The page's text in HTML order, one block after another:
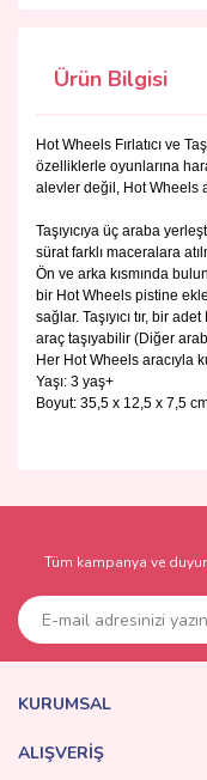
Ürün Bilgisi
Hot Wheels Fırlatıcı ve
özelliklerle oyunlarına
alevler değil, Hot Wheels
Taşıyıcıya üç araba
sürat farklı maceralara
Ön ve arka kısmında
bir Hot Wheels pistine
sağlar. Taşıyıcı tır, bir
araç taşıyabilir (Diğer
Her Hot Wheels aracıyla
Yaşı: 3 yaş+
Boyut: 35,5 x 12,5 x 7,5
kullanarak
Görüş ve önerileriniz
Ürün
Ürün bilgilerinde
Tüm kampanya ve
KURUMSAL
ALIŞVERİŞ